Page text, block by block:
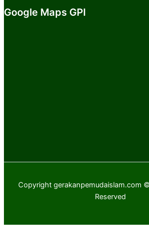
Google Maps GPI
Copyright gerakanpemudaislam.com
Reserved